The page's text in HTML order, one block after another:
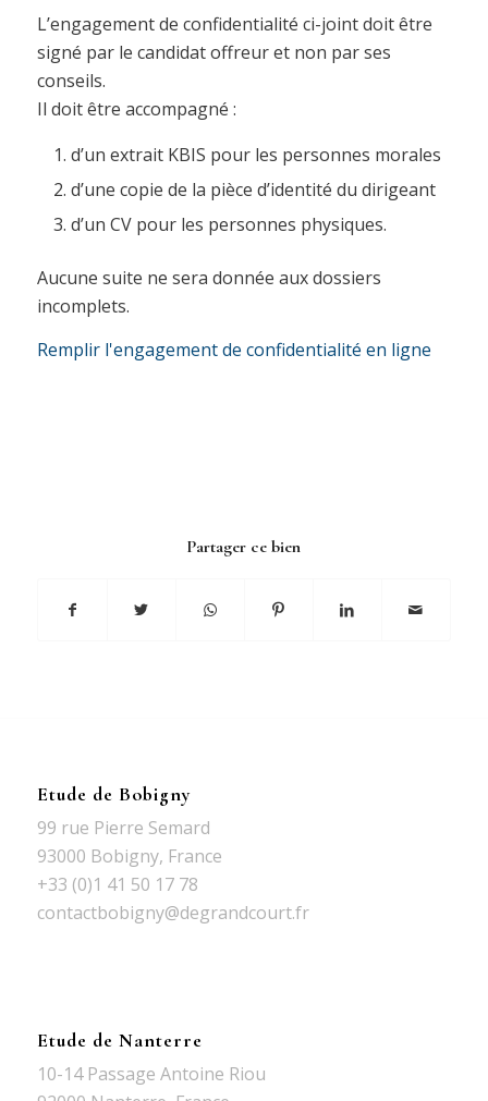
L’engagement de confidentialité ci-joint doit être
signé par le candidat offreur et non par ses
conseils.
Il doit être accompagné :
d’un extrait KBIS pour les personnes morales
d’une copie de la pièce d’identité du dirigeant
d’un CV pour les personnes physiques.
Aucune suite ne sera donnée aux dossiers
incomplets.
Remplir l'engagement de confidentialité en ligne
Partager ce bien
Etude de Bobigny
99 rue Pierre Semard
93000 Bobigny, France
+33 (0)1 41 50 17 78
contactbobigny@degrandcourt.fr
Etude de Nanterre
10-14 Passage Antoine Riou